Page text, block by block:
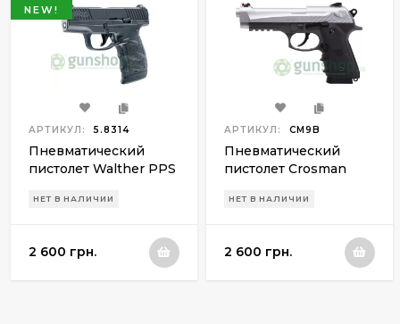
NEW!
АРТИКУЛ: 5.8314
Пневматический
пистолет Walther PPS
НЕТ В НАЛИЧИИ
2 600 грн.
АРТИКУЛ: CM9B
Пневматический
пистолет Crosman
НЕТ В НАЛИЧИИ
2 600 грн.